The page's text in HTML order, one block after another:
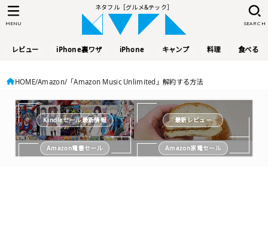
ネタフル［グルメ&テック］
レビュー iPhone裏ワザ iPhone キャンプ 料理 食べる
SEARCH
MENU
HOME Amazon 「Amazon Music Unlimited」解約する方法
Kindleセール最新情報 最新レビュー
Amazon電書セール Amazon家電セール